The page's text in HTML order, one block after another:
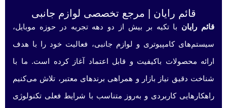
قائم رایان | مرجع تخصصی لوازم جانبی
قائم رایان با تکیه بر بیش از دو دهه تجربه در حوزه موبایل،
سیستم‌های کامپیوتری و لوازم جانبی، فعالیت خود را با هدف
ارائه محصولات باکیفیت و قابل اعتماد آغاز کرده است. ما با
شناخت دقیق نیاز بازار و همراهی برندهای معتبر، تلاش می‌کنیم
راهکارهایی کاربردی و به‌روز متناسب با شرایط فعلی تکنولوژی